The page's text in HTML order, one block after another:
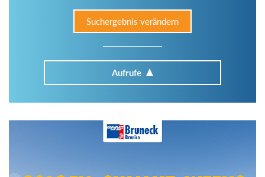
Suchergebnis verändern
Aufrufe
Im Tourenarchiv suchen